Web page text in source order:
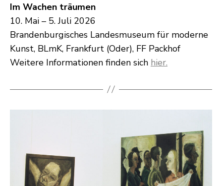
Im Wachen träumen
10. Mai – 5. Juli 2026
Brandenburgisches Landesmuseum für moderne
Kunst, BLmK, Frankfurt (Oder), FF Packhof
Weitere Informationen finden sich hier.